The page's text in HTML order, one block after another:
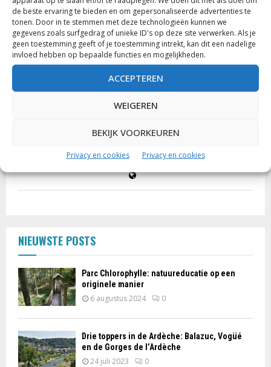
de beste ervaring te bieden en om gepersonaliseerde advertenties te
tonen. Door in te stemmen met deze technologieën kunnen we
gegevens zoals surfgedrag of unieke ID's op deze site verwerken. Als je
geen toestemming geeft of je toestemming intrekt, kan dit een nadelige
invloed hebben op bepaalde functies en mogelijkheden.
ACCEPTEREN
WEIGEREN
BEKIJK VOORKEUREN
Privacy en cookies Privacy en cookies
Directeur secundaire school • "De wereld ontdekken is het
leukste wat er is. De herinneringen bijna zo leuk..."
NIEUWSTE POSTS
Parc Chlorophylle: natuureducatie op een
originele manier
6 augustus 2024 0
Drie toppers in de Ardèche: Balazuc, Vogüé
en de Gorges de l’Ardèche
24 juli 2023 0